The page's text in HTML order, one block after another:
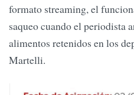
formato streaming, el
saqueo cuando el periodista
alimentos retenidos en los
Martelli.